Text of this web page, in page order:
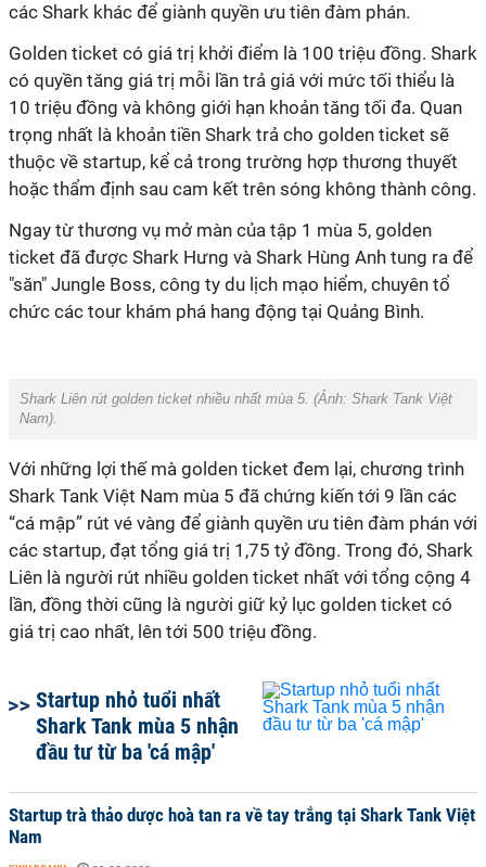
các Shark khác để giành quyền ưu tiên đàm phán.
Golden ticket có giá trị khởi điểm là 100 triệu đồng. Shark
có quyền tăng giá trị mỗi lần trả giá với mức tối thiểu là
10 triệu đồng và không giới hạn khoản tăng tối đa. Quan
trọng nhất là khoản tiền Shark trả cho golden ticket sẽ
thuộc về startup, kể cả trong trường hợp thương thuyết
hoặc thẩm định sau cam kết trên sóng không thành công.
Ngay từ thương vụ mở màn của tập 1 mùa 5, golden
ticket đã được Shark Hưng và Shark Hùng Anh tung ra để
"săn" Jungle Boss, công ty du lịch mạo hiểm, chuyên tổ
chức các tour khám phá hang động tại Quảng Bình.
Shark Liên rút golden ticket nhiều nhất mùa 5. (Ảnh: Shark Tank Việt
Nam).
Với những lợi thế mà golden ticket đem lại, chương trình
Shark Tank Việt Nam mùa 5 đã chứng kiến tới 9 lần các
“cá mập” rút vé vàng để giành quyền ưu tiên đàm phán với
các startup, đạt tổng giá trị 1,75 tỷ đồng. Trong đó, Shark
Liên là người rút nhiều golden ticket nhất với tổng cộng 4
lần, đồng thời cũng là người giữ kỷ lục golden ticket có
giá trị cao nhất, lên tới 500 triệu đồng.
Startup nhỏ tuổi nhất
Shark Tank mùa 5 nhận
đầu tư từ ba 'cá mập'
Startup trà thảo dược hoà tan ra về tay trắng tại Shark Tank Việt
Nam